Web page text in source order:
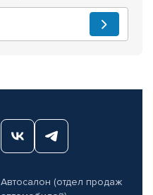
Автосалон (отдел продаж